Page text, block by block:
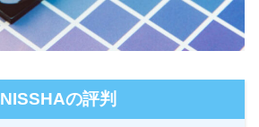
NISSHAの評判